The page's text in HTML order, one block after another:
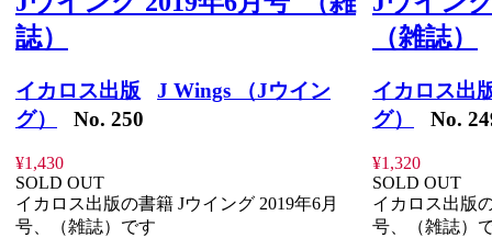
誌）
イカロス出版
J Wings （Jウイン
グ）
No. 250
¥1,430
SOLD OUT
イカロス出版の書籍 Jウイング 2019年6月
号、（雑誌）です
（雑誌）
イカロス出
グ）
No.
¥1,320
SOLD OUT
イカロス出版
号、（雑誌）